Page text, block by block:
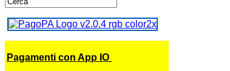
Pagamenti con App IO